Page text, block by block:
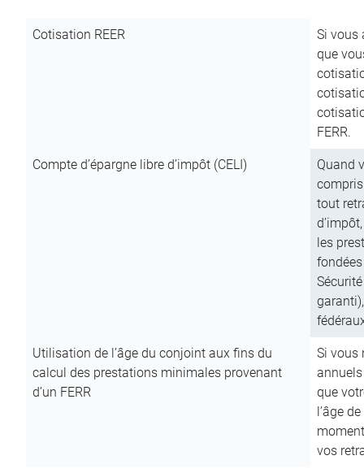
Cotisation REER
Si vous
que
FERR.
Compte d’épargne libre d’impôt (CELI)
Quand
tout
les
Utilisation de l’âge du conjoint aux fins du
calcul des prestations minimales provenant
d’un FERR
Si vous
que
l’âge
vos